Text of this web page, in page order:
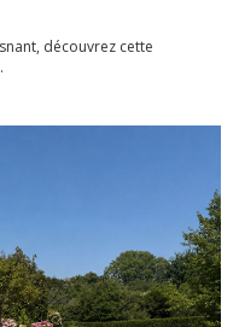
découvrez cette